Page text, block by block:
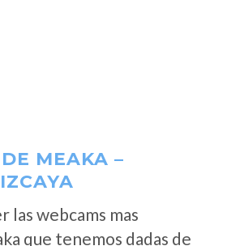
MEAKA –
las webcams mas
que tenemos dadas de